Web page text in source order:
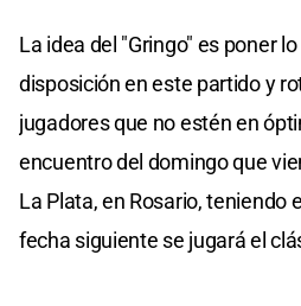
La idea del "Gringo" es poner
disposición en este partido y
jugadores que no estén en
encuentro del domingo que
La Plata, en Rosario, teniendo
fecha siguiente se jugará el